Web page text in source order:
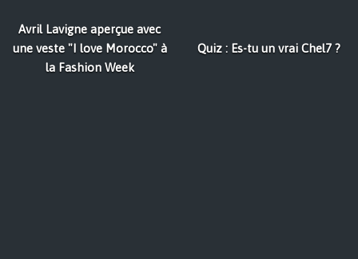
Avril Lavigne aperçue avec
une veste "I love Morocco" à
la Fashion Week
Quiz : Es-tu un vrai Chel7 ?